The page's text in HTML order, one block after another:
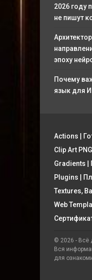
2026 году
не пишут
эпоху
Почему
язык для
Actions |
Clip Art
Gradients |
Plugins |
Textures,
Web
© 2026 - Всё
Вся
для